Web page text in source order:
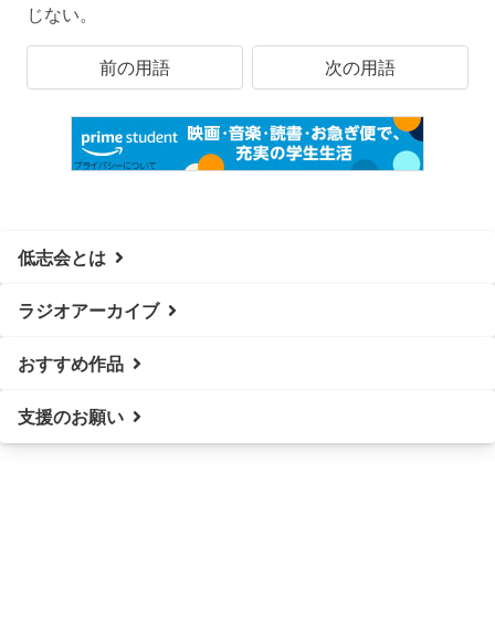
じない。
前の用語 次の用語
低志会とは
ラジオアーカイブ
おすすめ作品
支援のお願い